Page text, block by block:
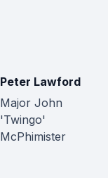
Peter Lawford
Major John
'Twingo'
McPhimister